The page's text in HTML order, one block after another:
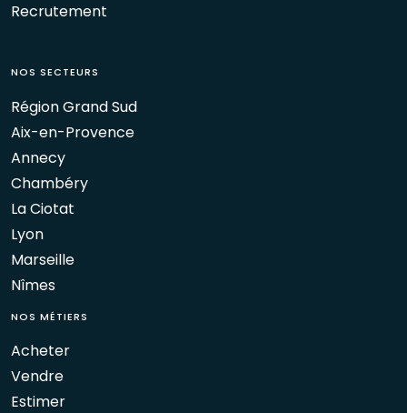
Recrutement
NOS SECTEURS
Région Grand Sud
Aix-en-Provence
Annecy
Chambéry
La Ciotat
Lyon
Marseille
Nîmes
NOS MÉTIERS
Acheter
Vendre
Estimer